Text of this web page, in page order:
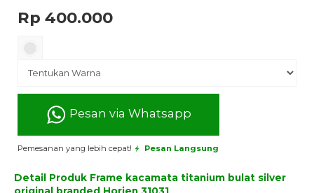
Rp 400.000
Pesan via Whatsapp
Pemesanan yang lebih cepat! Pesan Langsung
Detail Produk Frame kacamata titanium bulat silver